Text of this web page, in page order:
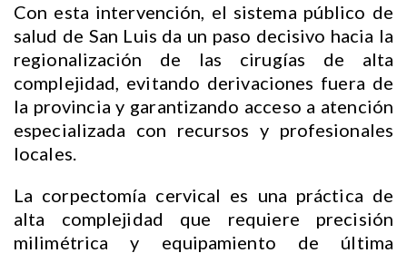
Con esta intervención, el sistema público de
salud de San Luis da un paso decisivo hacia la
regionalización de las cirugías de alta
complejidad, evitando derivaciones fuera de
la provincia y garantizando acceso a atención
especializada con recursos y profesionales
locales.
La corpectomía cervical es una práctica de
alta complejidad que requiere precisión
milimétrica y equipamiento de última